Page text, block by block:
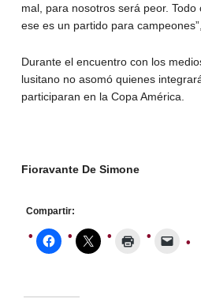
mal, para nosotros será peor.
ese es un partido para
Durante el encuentro con los
lusitano no asomó quienes
participaran en la Copa América.
Fioravante De Simone
Compartir: